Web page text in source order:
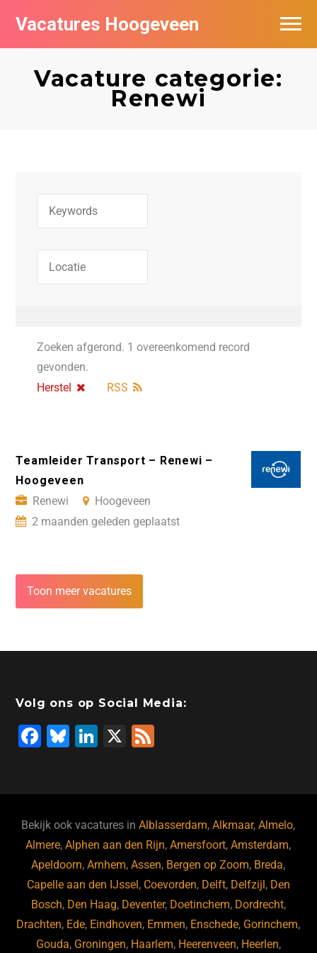
Vacatures Hoogeveen
Vacature categorie:
Renewi
Zoeken afgerond. 1 overeenkomend record
gevonden.
Herstel
RSS
Teamleider Transport – Renewi –
Hoogeveen
Renewi
Hoogeveen
2 maanden geleden geplaatst
Toon meer vacatures
Volg ons op Social Media:
F
b
o
o
k
Bl
ky
Li
dI
n
X
Bekijk ook vacatures inAlblasserdam,Alkmaar,Almelo,
Almere,Alphen aan den Rijn,Amersfoort,Amsterdam,
Apeldoorn,Arnhem,Assen, Bergen op Zoom, Breda,
Capelle aan den IJssel , Coevorden, Delft, Delfzijl , Den
Bosch, Den Haag, Deventer, Doetinchem, Dordrecht,
Drachten, Ede, Eindhoven, Emmen, Enschede, Gorinchem,
Gouda, Groningen, Haarlem, Heerenveen, Heerlen,
Vacatures per bedrijf
De populairste vacatures in Hoogeveen